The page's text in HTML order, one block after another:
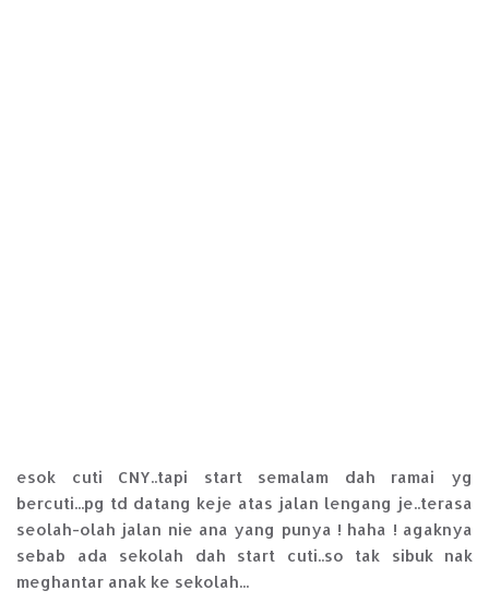
esok cuti CNY..tapi start semalam dah ramai yg
bercuti...pg td datang keje atas jalan lengang je..terasa
seolah-olah jalan nie ana yang punya ! haha ! agaknya
sebab ada sekolah dah start cuti..so tak sibuk nak
meghantar anak ke sekolah...